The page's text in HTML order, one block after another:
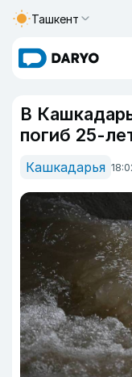
Ташкент
В
погиб 25-
Кашкадарья